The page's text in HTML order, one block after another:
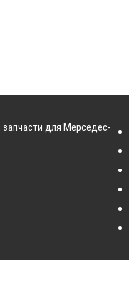
для Мерседес-